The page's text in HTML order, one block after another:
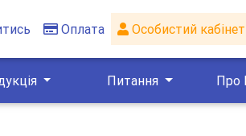
Оплата Особистий кабінет
Питання Про